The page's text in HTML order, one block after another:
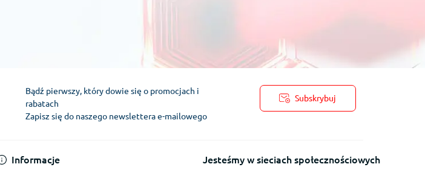
Bądź pierwszy, który dowie się o promocjach i
rabatach
Zapisz się do naszego newslettera e-mailowego
Subskrybuj
Regulamin Konta
Informacje Jesteśmy w sieciach społecznościowych